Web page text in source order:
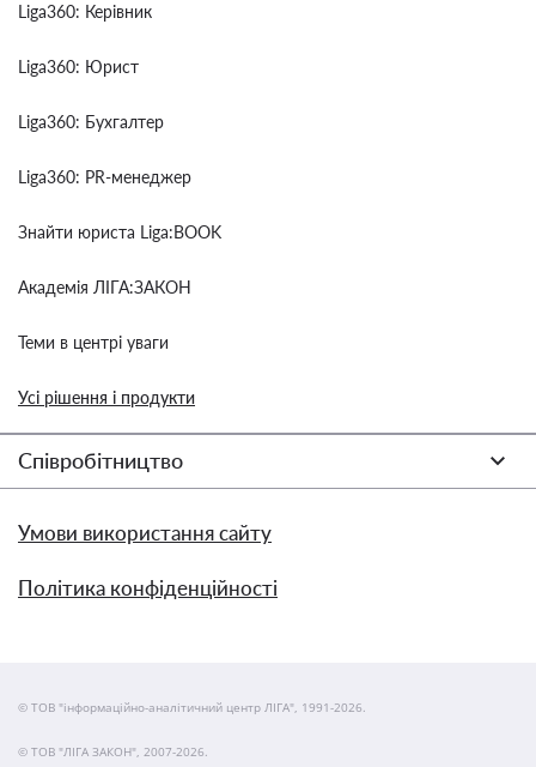
Liga360: Керівник
Liga360: Юрист
Liga360: Бухгалтер
Liga360: PR-менеджер
Знайти юриста Liga:BOOK
Академія ЛІГА:ЗАКОН
Теми в центрі уваги
Усі рішення і продукти
Співробітництво
Умови використання сайту
Політика конфіденційності
© ТОВ "інформаційно-аналітичний центр ЛІГА", 1991-2026.
© ТОВ "ЛІГА ЗАКОН", 2007-2026.